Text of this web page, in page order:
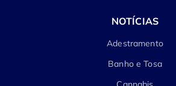
NOTÍCIAS
Adestramento
Banho e Tosa